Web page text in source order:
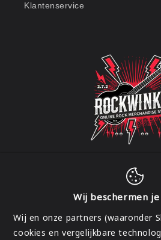
Klantenservice
Facebook
Wij beschermen
Wij en onze partners (waaronder
cookies en vergelijkbare